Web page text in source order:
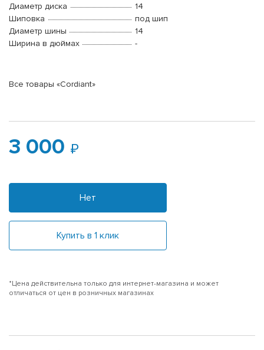
Диаметр диска
14
Шиповка
под шип
Диаметр шины
14
Ширина в дюймах
-
Все товары «Cordiant»
3 000
Нет
Купить в 1 клик
*Цена действительна только для интернет-магазина и может
отличаться от цен в розничных магазинах